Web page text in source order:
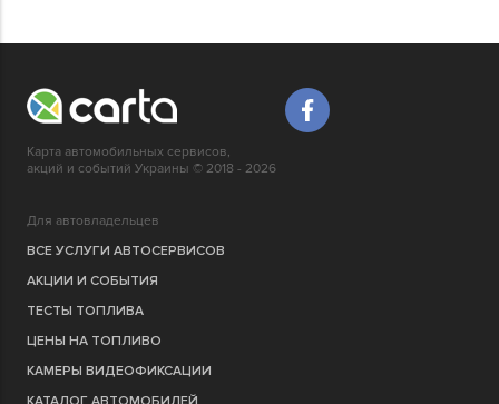
Карта автомобильных сервисов,
акций и событий Украины © 2018 - 2026
Для автовладельцев
ВСЕ УСЛУГИ АВТОСЕРВИСОВ
АКЦИИ И СОБЫТИЯ
ТЕСТЫ ТОПЛИВА
ЦЕНЫ НА ТОПЛИВО
КАМЕРЫ ВИДЕОФИКСАЦИИ